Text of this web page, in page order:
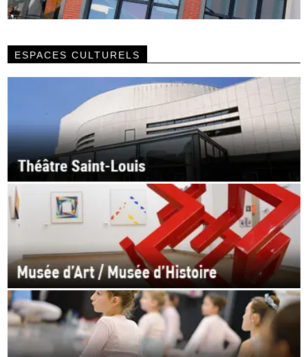
ESPACES CULTURELS